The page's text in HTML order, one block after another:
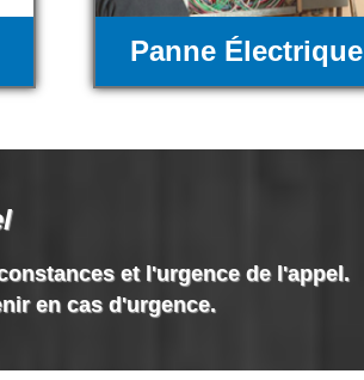
Panne Électrique
et l'urgence de l'appel.
en cas d'urgence.